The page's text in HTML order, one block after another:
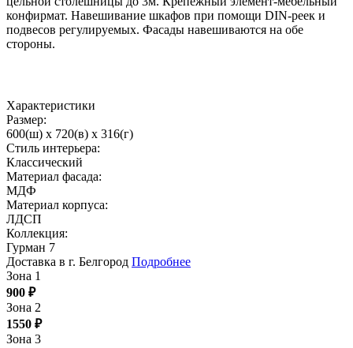
конфирмат. Навешивание шкафов при помощи DIN-реек и
подвесов регулируемых. Фасады навешиваются на обе
стороны.
Характеристики
Размер:
600(ш) x 720(в) x 316(г)
Стиль интерьера:
Классический
Материал фасада:
МДФ
Материал корпуса:
ЛДСП
Коллекция:
Гурман 7
Доставка в г. Белгород Подробнее
Зона 1
900 ₽
Зона 2
1550 ₽
Зона 3